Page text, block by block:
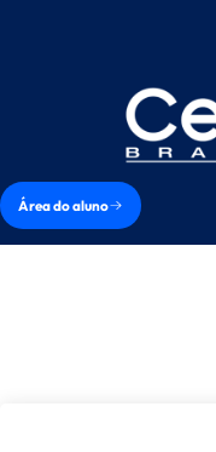
Área do aluno